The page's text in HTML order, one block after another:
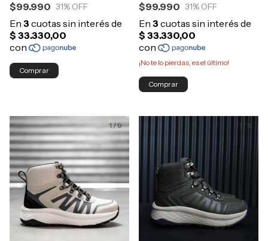
$99.990 31% OFF
Comprar
$99.990 31% OFF
¡No te lo pierdas, es el último!
Comprar
1/9 1 / 5